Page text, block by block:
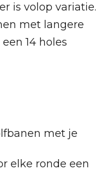
is volop variatie.
met langere
14 holes
met je
elke ronde een